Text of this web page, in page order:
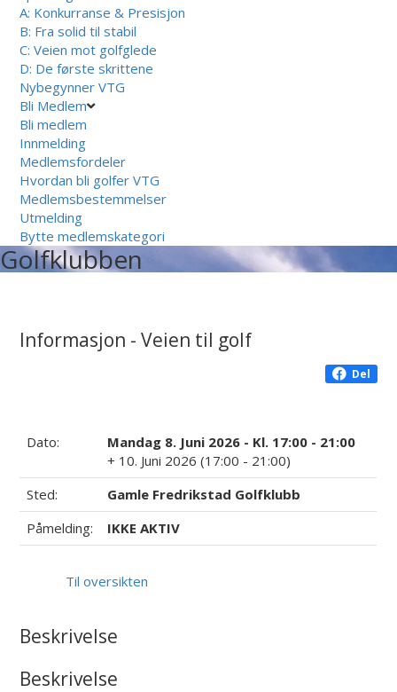
A: Konkurranse & Presisjon
B: Fra solid til stabil
C: Veien mot golfglede
D: De første skrittene
Nybegynner VTG
Bli Medlem
Bli medlem
Innmelding
Medlemsfordeler
Hvordan bli golfer VTG
Medlemsbestemmelser
Utmelding
Bytte medlemskategori
Golfklubben
Informasjon - Veien til golf
Del
Dato:
Mandag 8. Juni 2026 - Kl. 17:00 - 21:00
+ 10. Juni 2026 (17:00 - 21:00)
Sted:
Gamle Fredrikstad Golfklubb
Påmelding:
IKKE AKTIV
Til oversikten
Beskrivelse
Beskrivelse